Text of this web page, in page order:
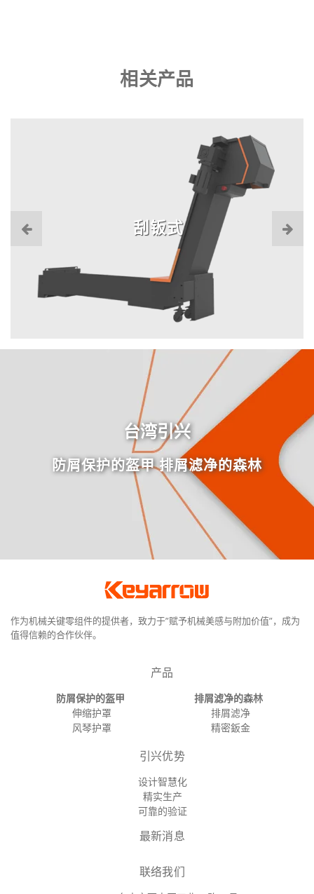
相关产品
刮钣式
台湾引兴
防屑保护的盔甲 排屑滤净的森林
作为机械关键零组件的提供者，致力于”赋予机械美感与附加价值”，成为
值得信赖的合作伙伴。
产品
防屑保护的盔甲
伸缩护罩
风琴护罩
排屑滤净的森林
排屑滤净
精密鈑金
引兴优势
设计智慧化
精实生产
可靠的验证
最新消息
联络我们